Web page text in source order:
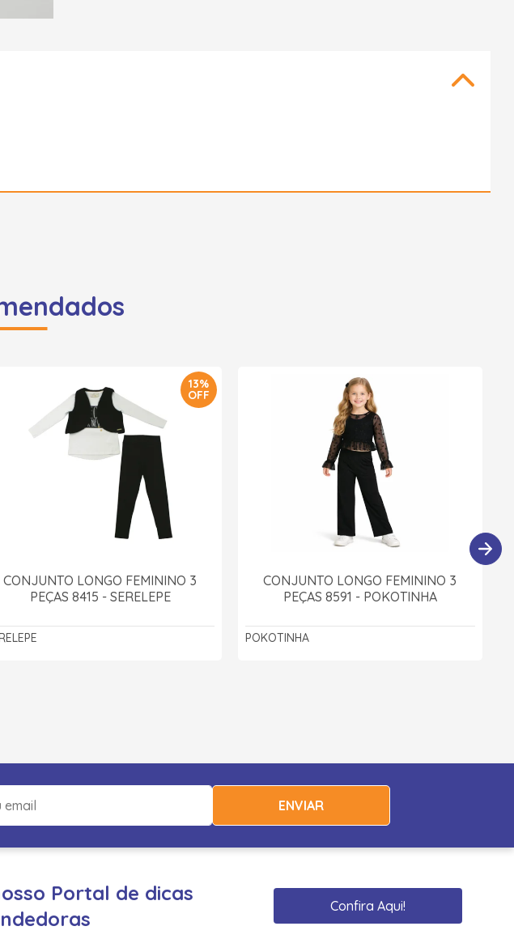
13%
OFF
CONJUNTO LONGO FEMININO 3
PEÇAS 8415 - SERELEPE
CONJUNTO LONGO FEMININO 3
PEÇAS 8591 - POKOTINHA
POKOTINHA
ENVIAR
Portal de dicas
Confira Aqui!